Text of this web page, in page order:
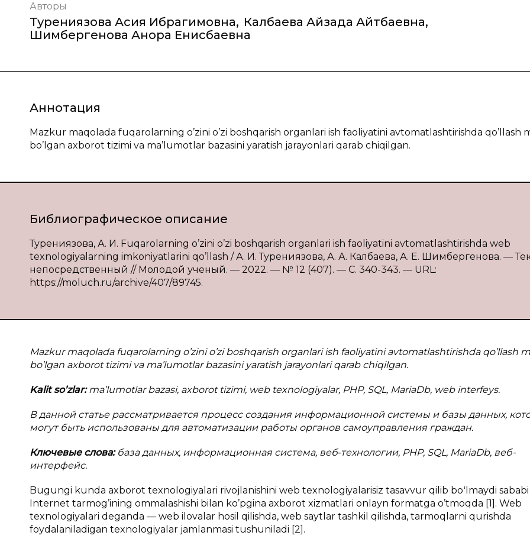
Авторы
Турениязова Асия Ибрагимовна, Калбаева Айзада Айтбаевна,
Шимбергенова Анора Енисбаевна
Аннотация
Mazkur maqolada fuqarolarning o’zini o’zi boshqarish organlari ish faoliyatini avtomatlashtirishda qo’llash
bo’lgan axborot tizimi va ma’lumotlar bazasini yaratish jarayonlari qarab chiqilgan.
Библиографическое описание
Турениязова, А. И. Fuqarolarning o’zini o’zi boshqarish organlari ish faoliyatini avtomatlashtirishda web
texnologiyalarning imkoniyatlarini qo’llash / А. И. Турениязова, А. А. Калбаева, А. Е. Шимбергенова. —
непосредственный // Молодой ученый. — 2022. — № 12 (407). — С. 340-343. — URL:
https://moluch.ru/archive/407/89745.
Mazkur maqolada fuqarolarning o’zini o’zi boshqarish organlari ish faoliyatini avtomatlashtirishda qo’llash
bo’lgan axborot tizimi va ma’lumotlar bazasini yaratish jarayonlari qarab chiqilgan.
Kalit so’zlar:ma’lumotlar bazasi, axborot tizimi, web texnologiyalar, PHP, SQL, MariaDb, web interfeys.
В данной статье рассматривается процесс создания информационной системы и базы данных,
могут быть использованы для автоматизации работы органов самоуправления граждан.
Ключевые слова: база данных, информационная система, веб‑технологии, PHP, SQL, MariaDb, веб-
интерфейс.
Bugungi kunda axborot texnologiyalari rivojlanishini web texnologiyalarisiz tasavvur qilib boʻlmaydi sababi
Internet tarmog’ining ommalashishi bilan ko’pgina axborot xizmatlari onlayn formatga o’tmoqda [1]. Web
texnologiyalari deganda — web ilovalar hosil qilishda, web saytlar tashkil qilishda, tarmoqlarni qurishda
foydalaniladigan texnologiyalar jamlanmasi tushuniladi [2].